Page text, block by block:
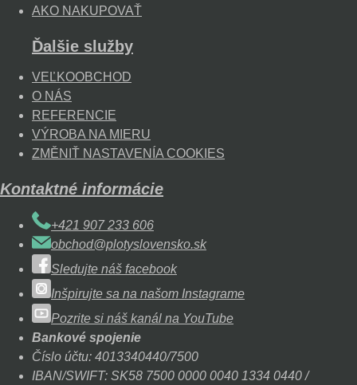
AKO NAKUPOVAŤ
Ďalšie služby
VEĽKOOBCHOD
O NÁS
REFERENCIE
VÝROBA NA MIERU
ZMĚNIŤ NASTAVENÍA COOKIES
Kontaktné informácie
+421 907 233 606
obchod@plotyslovensko.sk
Sledujte náš facebook
Inšpirujte sa na našom Instagrame
Pozrite si náš kanál na YouTube
Bankové spojenie
Číslo účtu: 4013340440/7500
IBAN/SWIFT: SK58 7500 0000 0040 1334 0440 /